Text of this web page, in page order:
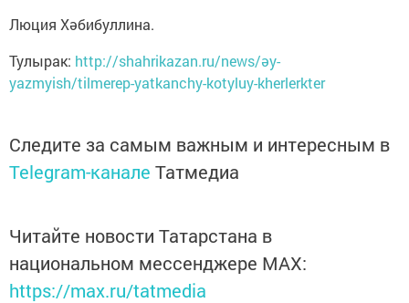
Люция Хәбибуллина.
Тулырак: http://shahrikazan.ru/news/әy-
yazmyish/tilmerep-yatkanchy-kotyluy-kherlerkter
Следите за самым важным и интересным в
Telegram-канале Татмедиа
Читайте новости Татарстана в
национальном мессенджере MАХ:
https://max.ru/tatmedia